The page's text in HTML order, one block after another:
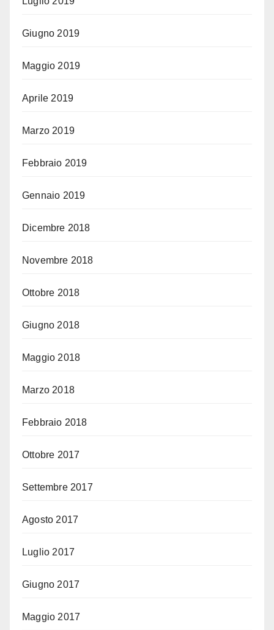
Giugno 2019
Maggio 2019
Aprile 2019
Marzo 2019
Febbraio 2019
Gennaio 2019
Dicembre 2018
Novembre 2018
Ottobre 2018
Giugno 2018
Maggio 2018
Marzo 2018
Febbraio 2018
Ottobre 2017
Settembre 2017
Agosto 2017
Luglio 2017
Giugno 2017
Maggio 2017